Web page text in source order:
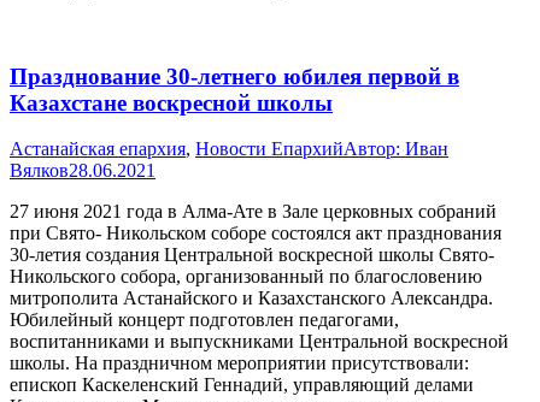
Празднование 30-летнего юбилея первой в
Казахстане воскресной школы
Астанайская епархия, Новости ЕпархийАвтор: Иван
Вялков28.06.2021
27 июня 2021 года в Алма-Ате в Зале церковных собраний
при Свято- Никольском соборе состоялся акт празднования
30-летия создания Центральной воскресной школы Свято-
Никольского собора, организованный по благословению
митрополита Астанайского и Казахстанского Александра.
Юбилейный концерт подготовлен педагогами,
воспитанниками и выпускниками Центральной воскресной
школы. На праздничном мероприятии присутствовали:
епископ Каскеленский Геннадий, управляющий делами